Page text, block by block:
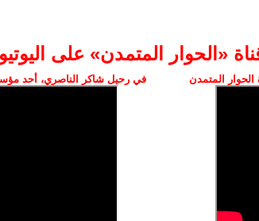
‫«الحوار المتمدن» على
المتمدن في رحيل شاكر الناصري، أحد